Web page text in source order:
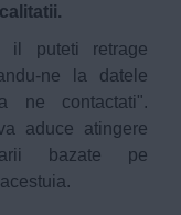
il puteti retrage
ne la datele
ne contactati".
aduce atingere
bazate pe